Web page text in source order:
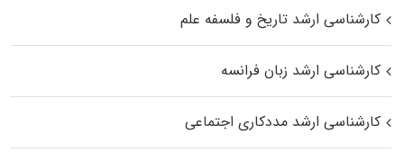
کارشناسی ارشد تاریخ و فلسفه علم
کارشناسی ارشد زبان فرانسه
کارشناسی ارشد مددکاری اجتماعی